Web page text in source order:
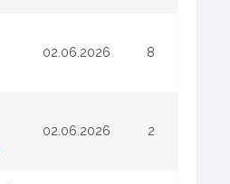
02.06.2026 8
02.06.2026 2